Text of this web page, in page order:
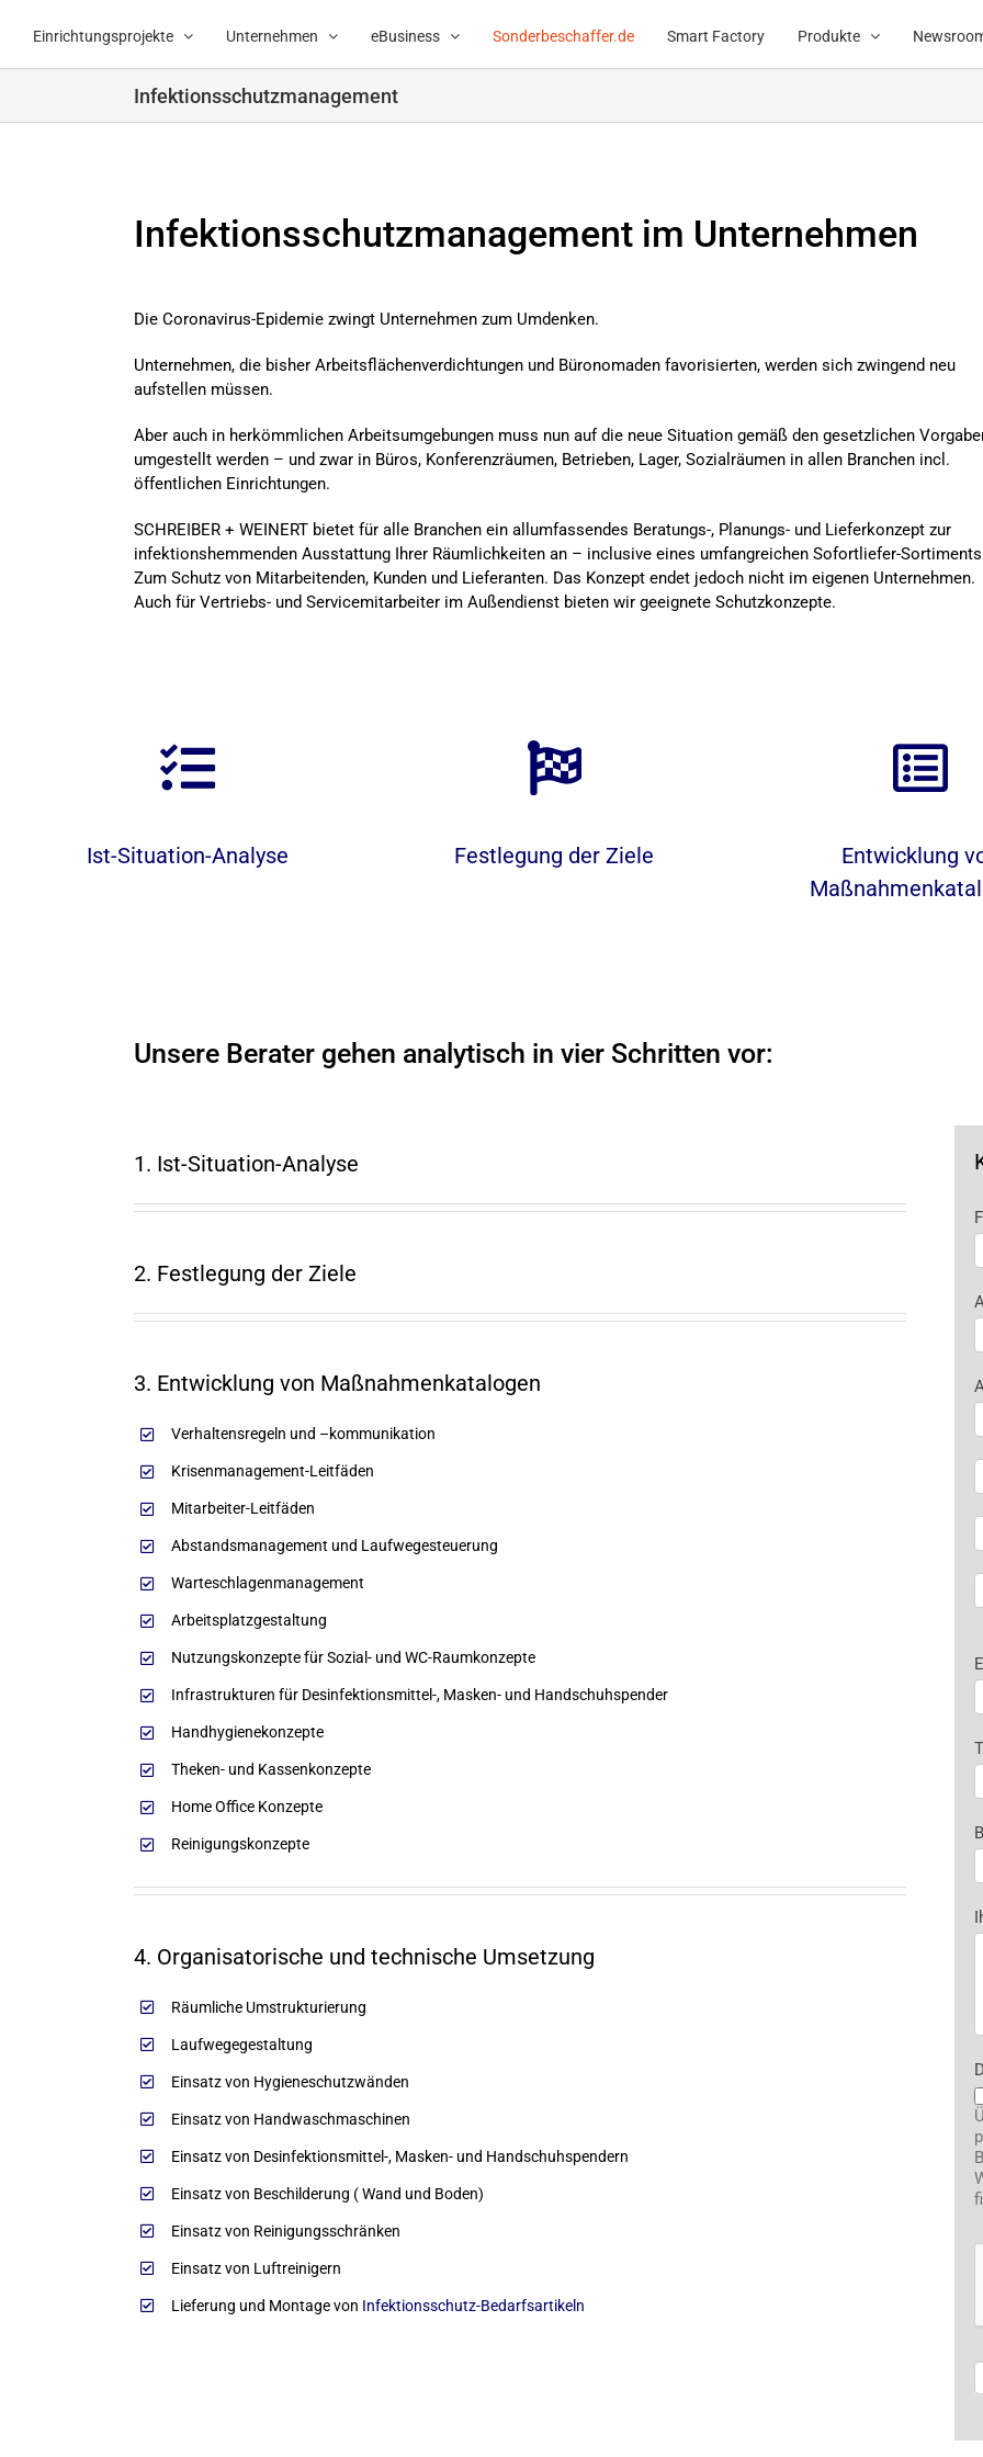
InhaltEinrichtungsprojekte Unternehmen eBusiness Sonderbeschaffer.de Smart Factory Produkte
Infektionsschutzmanagement
Infektionsschutzmanagement im Unternehmen
Die Coronavirus-Epidemie zwingt Unternehmen zum Umdenken.
Unternehmen, die bisher Arbeitsflächenverdichtungen und Büronomaden favorisierten, werden sich zwingend neu
aufstellen müssen.
Aber auch in herkömmlichen Arbeitsumgebungen muss nun auf die neue Situation gemäß den gesetzlichen
umgestellt werden – und zwar in Büros, Konferenzräumen, Betrieben, Lager, Sozialräumen in allen Branchen incl.
öffentlichen Einrichtungen.
SCHREIBER + WEINERT bietet für alle Branchen ein allumfassendes Beratungs-, Planungs- und Lieferkonzept zur
infektionshemmenden Ausstattung Ihrer Räumlichkeiten an – inclusive eines umfangreichen Sofortliefer-
Zum Schutz von Mitarbeitenden, Kunden und Lieferanten. Das Konzept endet jedoch nicht im eigenen Unternehmen.
Auch für Vertriebs- und Servicemitarbeiter im Außendienst bieten wir geeignete Schutzkonzepte.
Ist-Situation-Analyse Festlegung der Ziele
Entwicklung
Unsere Berater gehen analytisch in vier Schritten vor:
1. Ist-Situation-Analyse
2. Festlegung der Ziele
3. Entwicklung von Maßnahmenkatalogen
Verhaltensregeln und –kommunikation
Krisenmanagement-Leitfäden
Mitarbeiter-Leitfäden
Abstandsmanagement und Laufwegesteuerung
Warteschlagenmanagement
Arbeitsplatzgestaltung
Nutzungskonzepte für Sozial- und WC-Raumkonzepte
Infrastrukturen für Desinfektionsmittel-, Masken- und Handschuhspender
Handhygienekonzepte
Theken- und Kassenkonzepte
Home Office Konzepte
Reinigungskonzepte
4. Organisatorische und technische Umsetzung
Räumliche Umstrukturierung
Laufwegegestaltung
Einsatz von Hygieneschutzwänden
Einsatz von Handwaschmaschinen
Einsatz von Desinfektionsmittel-, Masken- und Handschuhspendern
Einsatz von Beschilderung ( Wand und Boden)
Einsatz von Reinigungsschränken
Einsatz von Luftreinigern
Lieferung und Montage von Infektionsschutz-Bedarfsartikeln